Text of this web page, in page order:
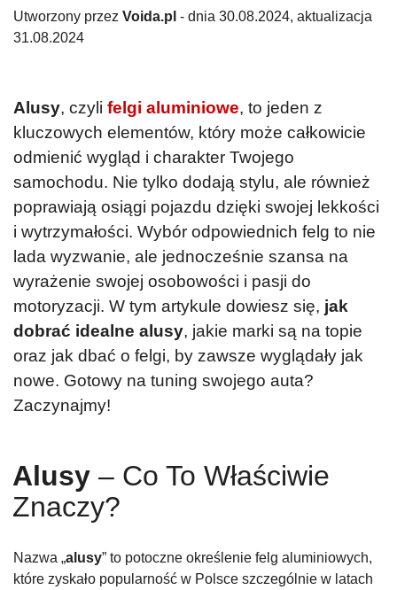
Utworzony przez Voida.pl - dnia 30.08.2024, aktualizacja
31.08.2024
Alusy, czyli felgi aluminiowe, to jeden z
kluczowych elementów, który może całkowicie
odmienić wygląd i charakter Twojego
samochodu. Nie tylko dodają stylu, ale również
poprawiają osiągi pojazdu dzięki swojej lekkości
i wytrzymałości. Wybór odpowiednich felg to nie
lada wyzwanie, ale jednocześnie szansa na
wyrażenie swojej osobowości i pasji do
motoryzacji. W tym artykule dowiesz się, jak
dobrać idealne alusy, jakie marki są na topie
oraz jak dbać o felgi, by zawsze wyglądały jak
nowe. Gotowy na tuning swojego auta?
Zaczynajmy!
Alusy – Co To Właściwie
Znaczy?
Nazwa „alusy” to potoczne określenie felg aluminiowych,
które zyskało popularność w Polsce szczególnie w latach